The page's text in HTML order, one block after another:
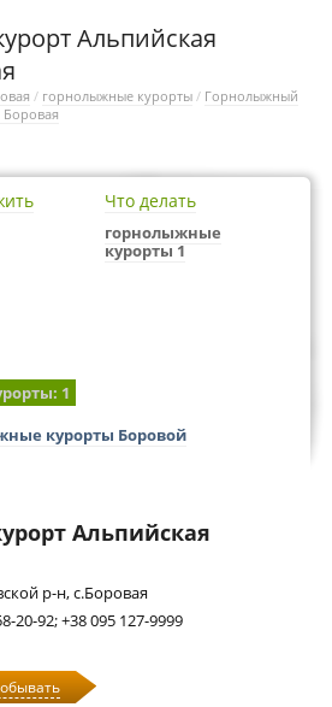
Альпийская
/ горнолыжные курорты / Горнолыжный
Что делать
горнолыжные
курорты 1
: 1
курорты Боровой
Альпийская
р-н, с.Боровая
20-92; +38 095 127-9999